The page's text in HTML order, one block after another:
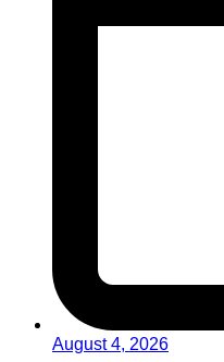
August 4, 2026